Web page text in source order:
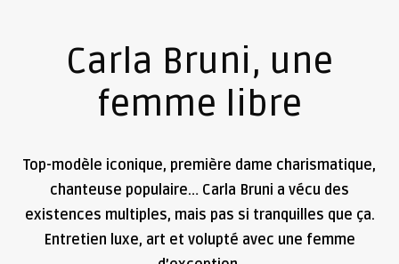
Carla Bruni, une
femme libre
Top-modèle iconique, première dame charismatique,
chanteuse populaire… Carla Bruni a vécu des
existences multiples, mais pas si tranquilles que ça.
Entretien luxe, art et volupté avec une femme